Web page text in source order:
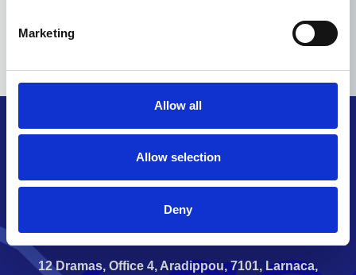
Marketing
Allow all
Allow selection
Deny
accelerates organisations and digital
12 Dramas, Office 4, Aradippou, 7101, Larnaca,